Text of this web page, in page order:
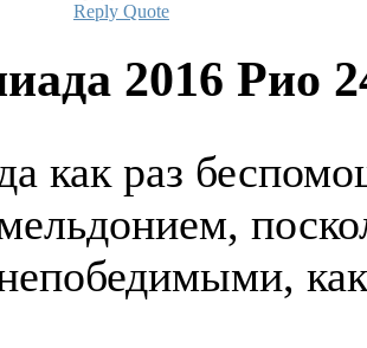
Reply Quote
2016 Рио
как раз